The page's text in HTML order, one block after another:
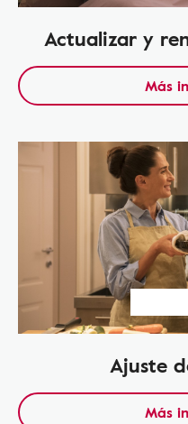
Actualizar y
Más
Ajuste
Más